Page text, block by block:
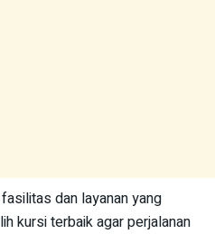
dan layanan yang
kursi terbaik agar perjalanan